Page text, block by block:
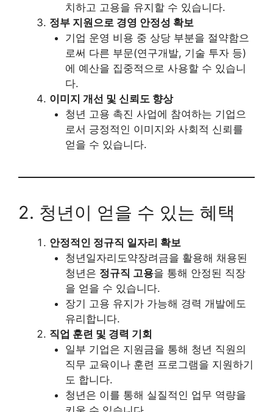
치하고 고용을 유지할 수 있습니다.
정부 지원으로 경영 안정성 확보
기업 운영 비용 중 상당 부분을 절약함으
로써 다른 부문(연구개발, 기술 투자 등)
에 예산을 집중적으로 사용할 수 있습니
다.
이미지 개선 및 신뢰도 향상
청년 고용 촉진 사업에 참여하는 기업으
로서 긍정적인 이미지와 사회적 신뢰를
얻을 수 있습니다.
2. 청년이 얻을 수 있는 혜택
안정적인 정규직 일자리 확보
청년일자리도약장려금을 활용해 채용된
청년은 정규직 고용을 통해 안정된 직장
을 얻을 수 있습니다.
장기 고용 유지가 가능해 경력 개발에도
유리합니다.
직업 훈련 및 경력 기회
일부 기업은 지원금을 통해 청년 직원의
직무 교육이나 훈련 프로그램을 지원하기
도 합니다.
청년은 이를 통해 실질적인 업무 역량을